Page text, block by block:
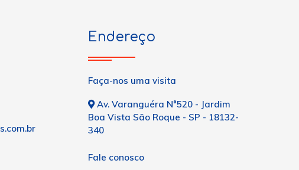
Endereço
Faça-nos uma visita
Av. Varanguéra N°520 - Jardim
Boa Vista São Roque - SP - 18132-
340
Fale conosco